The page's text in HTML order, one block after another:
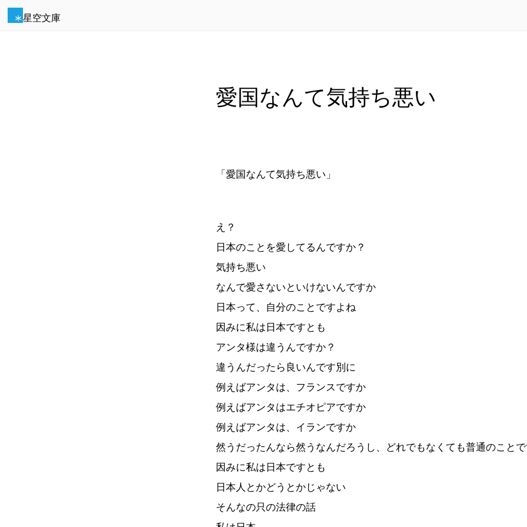
星空文庫
愛国なんて気持ち悪い
「愛国なんて気持ち悪い」
え？
日本のことを愛してるんですか？
気持ち悪い
なんで愛さないといけないんですか
日本って、自分のことですよね
因みに私は日本ですとも
アンタ様は違うんですか？
違うんだったら良いんです別に
例えばアンタは、フランスですか
例えばアンタはエチオピアですか
例えばアンタは、イランですか
然うだったんなら然うなんだろうし、どれでもなくても普通のこと
因みに私は日本ですとも
日本人とかどうとかじゃない
そんなの只の法律の話